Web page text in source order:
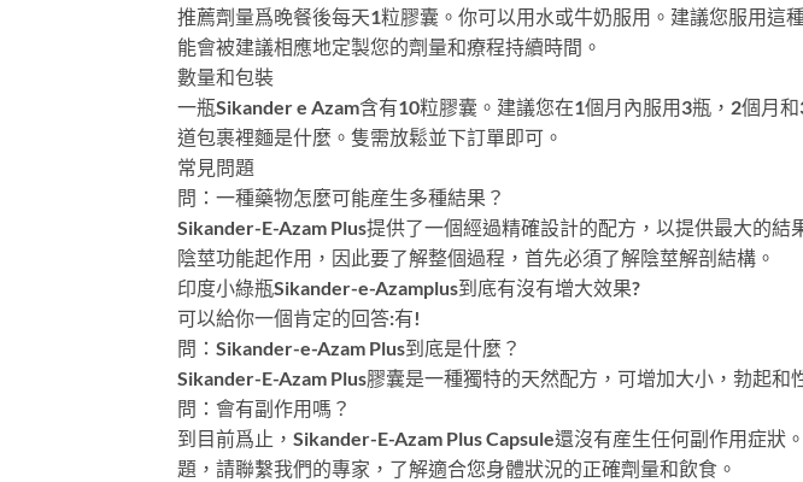
推薦劑量爲晚餐後每天1粒膠囊。你可以用水或牛奶服用。建議您服用
能會被建議相應地定製您的劑量和療程持續時間。
數量和包裝
一瓶Sikander e Azam含有10粒膠囊。建議您在1個月內服用3瓶，2個月
道包裹裡麵是什麼。隻需放鬆並下訂單即可。
常見問題
問：一種藥物怎麼可能産生多種結果？
Sikander-E-Azam Plus提供了一個經過精確設計的配方，以提供最大的
陰莖功能起作用，因此要了解整個過程，首先必須了解陰莖解剖結構。
印度小綠瓶Sikander-e-Azamplus到底有沒有增大效果?
可以給你一個肯定的回答:有!
問：Sikander-e-Azam Plus到底是什麼？
Sikander-E-Azam Plus膠囊是一種獨特的天然配方，可增加大小，勃起和
問：會有副作用嗎？
到目前爲止，Sikander-E-Azam Plus Capsule還沒有産生任何副作用症
題，請聯繫我們的專家，了解適合您身體狀況的正確劑量和飲食。